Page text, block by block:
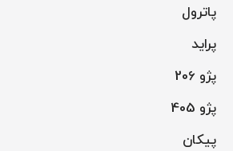
پاترول
پراید
پژو 206
پژو 405
پیکان